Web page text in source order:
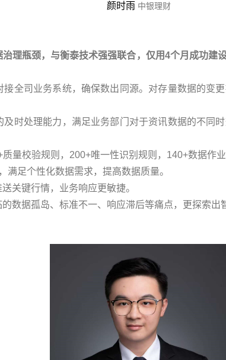
颜时雨 中银理财
理瓶颈，与衡泰技术强强联合，仅用4个月成功建
全司业务系统，确保数出同源。对存量数据的变
时处理能力，满足业务部门对于资讯数据的不同
量校验规则，200+唯一性识别规则，140+数据作
足个性化数据需求，提高数据质量。
关键行情，业务响应更敏捷。
数据孤岛、标准不一、响应滞后等痛点，更探索出